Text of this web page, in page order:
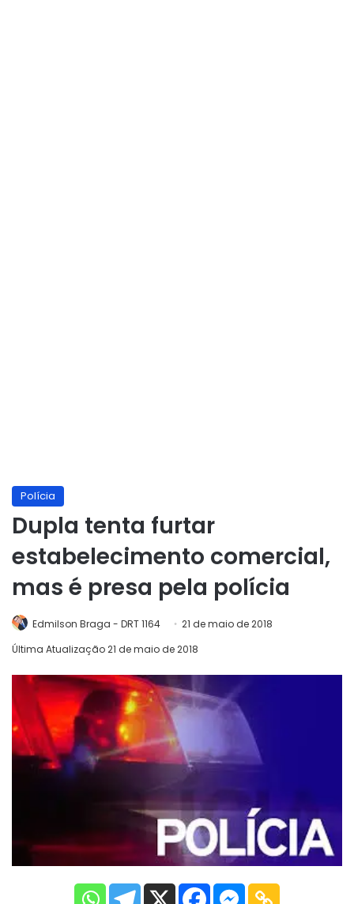
Polícia
Dupla tenta furtar
estabelecimento comercial,
mas é presa pela polícia
Edmilson Braga - DRT 1164
21 de maio de 2018
Última Atualização 21 de maio de 2018